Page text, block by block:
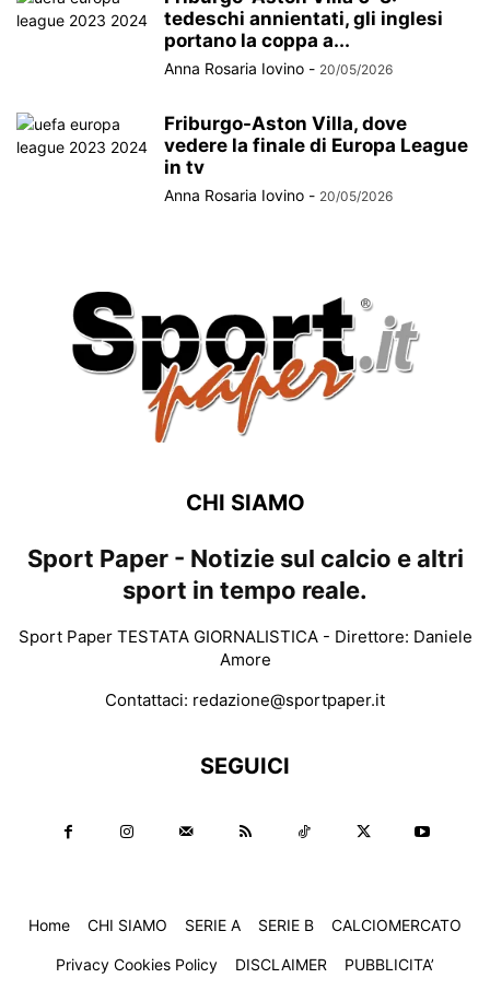
tedeschi annientati, gli inglesi
portano la coppa a...
Anna Rosaria Iovino - 20/05/2026
Friburgo-Aston Villa, dove
vedere la finale di Europa League
in tv
Anna Rosaria Iovino - 20/05/2026
CHI SIAMO
Sport Paper - Notizie sul calcio e altri
sport in tempo reale.
Sport Paper TESTATA GIORNALISTICA - Direttore: Daniele
Amore
Contattaci: redazione@sportpaper.it
SEGUICI
Home CHI SIAMO SERIE A SERIE B CALCIOMERCATO
Privacy Cookies Policy DISCLAIMER PUBBLICITA’